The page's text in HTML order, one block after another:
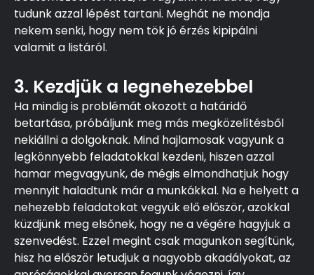
tudunk azzal lépést tartani. Meghát ne mondja
nekem senki, hogy nem tök jó érzés kipipálni
valamit a listáról.
3. Kezdjük a legnehezebbel
Ha mindig is problémát okozott a határidő
betartása, próbáljunk meg más megközelítésből
nekiállni a dolgoknak. Mind hajlamosak vagyunk a
legkönnyebb feladatokkal kezdeni, hiszen azzal
hamar megvagyunk, de mégis elmondhatjuk hogy
mennyit haladtunk már a munkákkal. Na e helyett a
nehezebb feladatokat vegyük elő először, azokkal
küzdjünk meg elsőnek, hogy ne a végére hagyjuk a
szenvedést. Ezzel megint csak magunkon segítünk,
hisz ha először letudjuk a nagyobb akadályokat, az